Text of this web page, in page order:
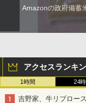
Amazonの政府備蓄
アクセスランキ
1時間 24
吉野家、牛リブロー